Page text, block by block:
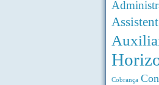
Cobrança